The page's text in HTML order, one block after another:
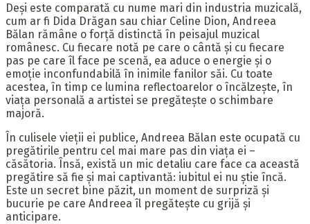
Deși este comparată cu nume mari din industria muzicală,
cum ar fi Dida Drăgan sau chiar Celine Dion, Andreea
Bălan rămâne o forță distinctă în peisajul muzical
românesc. Cu fiecare notă pe care o cântă și cu fiecare
pas pe care îl face pe scenă, ea aduce o energie și o
emoție inconfundabilă în inimile fanilor săi. Cu toate
acestea, în timp ce lumina reflectoarelor o încălzește, în
viața personală a artistei se pregătește o schimbare
majoră.
În culisele vieții ei publice, Andreea Bălan este ocupată cu
pregătirile pentru cel mai mare pas din viața ei –
căsătoria. Însă, există un mic detaliu care face ca această
pregătire să fie și mai captivantă: iubitul ei nu știe încă.
Este un secret bine păzit, un moment de surpriză și
bucurie pe care Andreea îl pregătește cu grijă și
anticipare.